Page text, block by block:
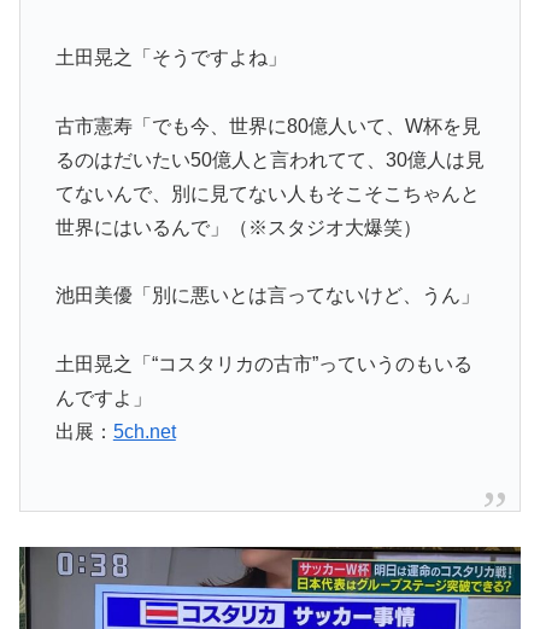
土田晃之「そうですよね」
古市憲寿「でも今、世界に80億人いて、W杯を見
るのはだいたい50億人と言われてて、30億人は見
てないんで、別に見てない人もそこそこちゃんと
世界にはいるんで」（※スタジオ大爆笑）
池田美優「別に悪いとは言ってないけど、うん」
土田晃之「“コスタリカの古市”っていうのもいる
んですよ」
出展： 5ch.net